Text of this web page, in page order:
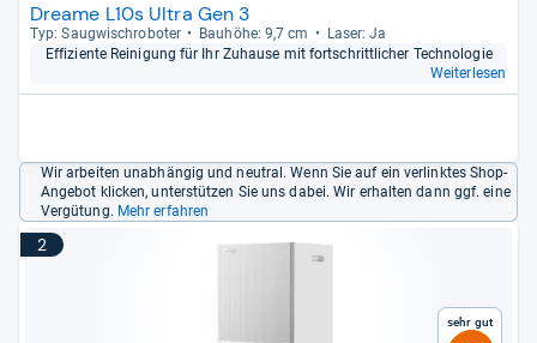
Dreame L10s Ultra Gen 3
Typ: Saug­wisch­ro­bo­ter Bau­höhe: 9,7 cm
Laser: Ja
Effi­zi­ente Rei­ni­gung für Ihr Zuhause mit fort­schritt­li­cher Tech­no­lo­gie
Weiterlesen
Wir arbeiten unabhängig und neutral. Wenn Sie auf ein verlinktes Shop-
Angebot klicken, unterstützen Sie uns dabei. Wir erhalten dann ggf. eine
Vergütung. Mehr erfahren
2
Sehr gut